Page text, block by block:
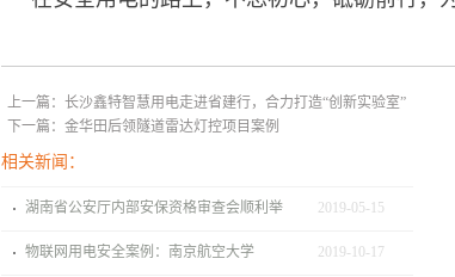
上一篇： 长沙鑫特智慧用电走进省建行，合力打造“创新实验室”
下一篇： 金华田后领隧道雷达灯控项目案例
相关新闻：
湖南省公安厅内部安保资格审查会顺利举
办
2019- 05- 15
物联网用电安全案例：南京航空大学 2019- 10 - 17